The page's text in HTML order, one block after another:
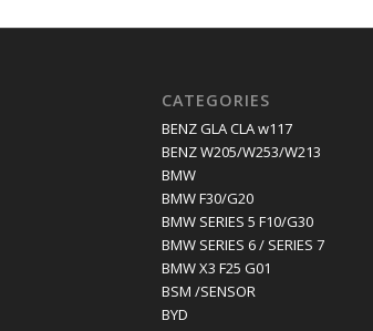
CATEGORIES
BENZ GLA CLA w117
BENZ W205/W253/W213
BMW
BMW F30/G20
BMW SERIES 5 F10/G30
BMW SERIES 6 / SERIES 7
BMW X3 F25 G01
BSM /SENSOR
BYD